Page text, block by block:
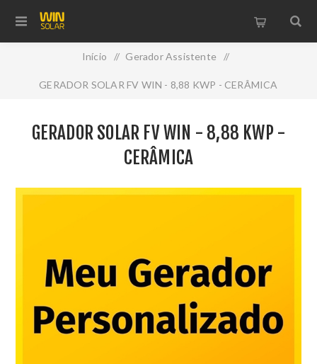
Início / Gerador Assistente /
GERADOR SOLAR FV WIN - 8,88 KWP - CERÂMICA
GERADOR SOLAR FV WIN - 8,88 KWP -
CERÂMICA